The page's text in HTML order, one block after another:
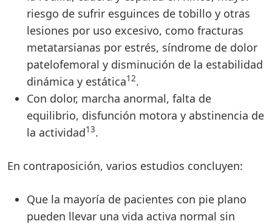
riesgo de sufrir esguinces de tobillo y otras
lesiones por uso excesivo, como fracturas
metatarsianas por estrés, síndrome de dolor
patelofemoral y disminución de la estabilidad
dinámica y estática12.
Con dolor, marcha anormal, falta de
equilibrio, disfunción motora y abstinencia de
la actividad13.
En contraposición, varios estudios concluyen:
Que la mayoría de pacientes con pie plano
pueden llevar una vida activa normal sin